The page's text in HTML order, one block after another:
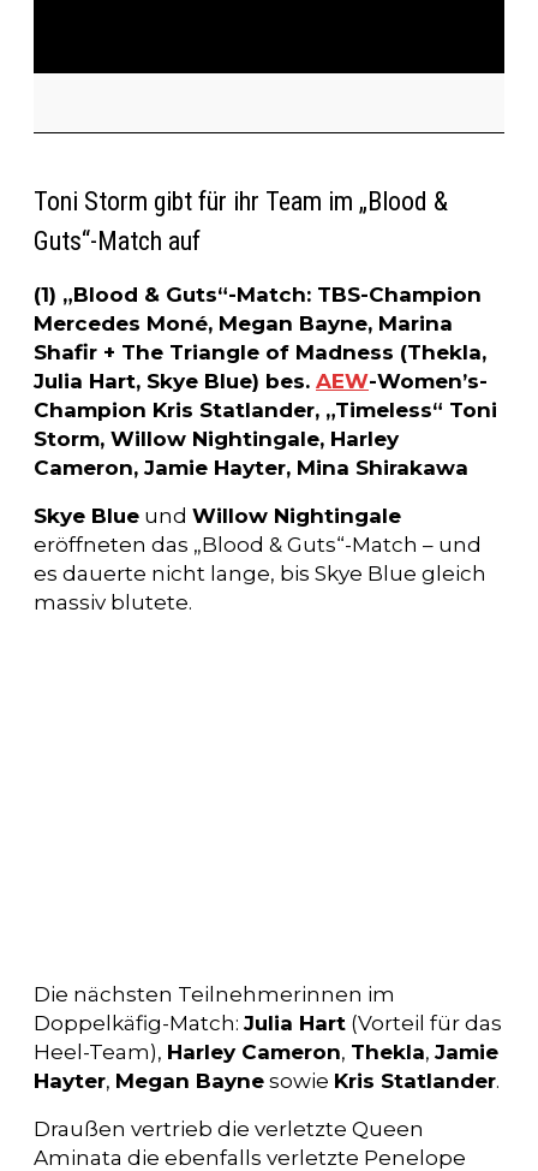
Toni Storm gibt für ihr Team im „Blood &
Guts“-Match auf
(1) „Blood & Guts“-Match: TBS-Champion
Mercedes Moné, Megan Bayne, Marina
Shafir + The Triangle of Madness (Thekla,
Julia Hart, Skye Blue) bes. AEW-Women’s-
Champion Kris Statlander, „Timeless“ Toni
Storm, Willow Nightingale, Harley
Cameron, Jamie Hayter, Mina Shirakawa
Skye Blue und Willow Nightingale
eröffneten das „Blood & Guts“-Match – und
es dauerte nicht lange, bis Skye Blue gleich
massiv blutete.
Die nächsten Teilnehmerinnen im
Doppelkäfig-Match: Julia Hart (Vorteil für das
Heel-Team), Harley Cameron, Thekla, Jamie
Hayter, Megan Bayne sowie Kris Statlander.
Draußen vertrieb die verletzte Queen
Aminata die ebenfalls verletzte Penelope